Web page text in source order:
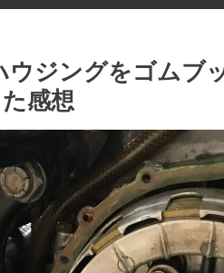
ウジングをゴムブ
感想